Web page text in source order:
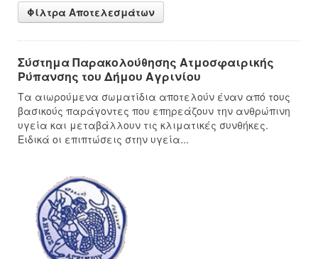
Φίλτρα Αποτελεσμάτων
Σύστημα Παρακολούθησης Ατμοσφαιρικής
Ρύπανσης του Δήμου Αγρινίου
Τα αιωρούμενα σωματίδια αποτελούν έναν από τους
βασικούς παράγοντες που επηρεάζουν την ανθρώπινη
υγεία και μεταβάλλουν τις κλιματικές συνθήκες.
Ειδικά οι επιπτώσεις στην υγεία...